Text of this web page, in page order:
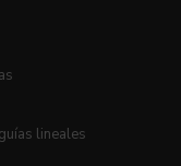
lineales